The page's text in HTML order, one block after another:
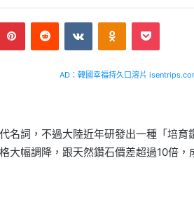
AD：韓國幸福持久口溶片
名詞，不過大陸近年研發出一種「培
大幅調降，跟天然鑽石價差超過10倍，